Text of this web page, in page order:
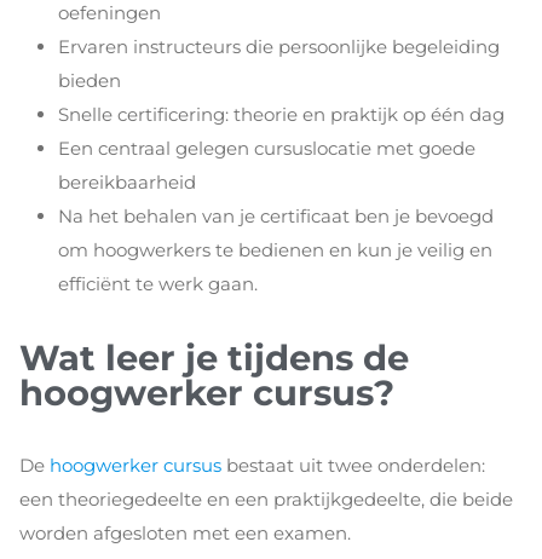
oefeningen
Ervaren instructeurs die persoonlijke begeleiding
bieden
Snelle certificering: theorie en praktijk op één dag
Een centraal gelegen cursuslocatie met goede
bereikbaarheid
Na het behalen van je certificaat ben je bevoegd
om hoogwerkers te bedienen en kun je veilig en
efficiënt te werk gaan.
Wat leer je tijdens de
hoogwerker cursus?
De hoogwerker cursus bestaat uit twee onderdelen:
een theoriegedeelte en een praktijkgedeelte, die beide
worden afgesloten met een examen.